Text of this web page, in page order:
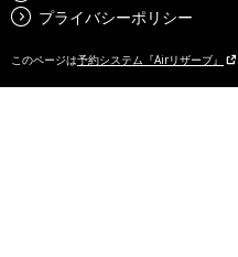
プライバシーポリシー
このページは予約システム『Airリザーブ』